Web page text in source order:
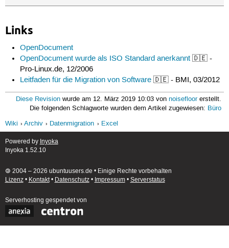
Links
OpenDocument
OpenDocument wurde als ISO Standard anerkannt 🇩🇪 -
Pro-Linux.de, 12/2006
Leitfaden für die Migration von Software 🇩🇪 - BMI, 03/2012
Diese Revision wurde am 12. März 2019 10:03 vonnoisefloorerstellt.
Die folgenden Schlagworte wurden dem Artikel zugewiesen: Büro
Wiki
Archiv Datenmigration Excel
Powered by Inyoka
Inyoka 1.52.10
🄯 2004 – 2026 ubuntuusers.de • Einige Rechte vorbehalten
Lizenz• Kontakt• Datenschutz• Impressum• Serverstatus
Serverhosting gespendet von